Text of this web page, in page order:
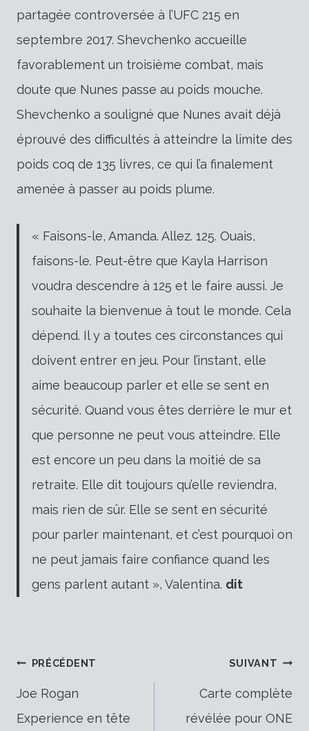
partagée controversée à l’UFC 215 en
septembre 2017. Shevchenko accueille
favorablement un troisième combat, mais
doute que Nunes passe au poids mouche.
Shevchenko a souligné que Nunes avait déjà
éprouvé des difficultés à atteindre la limite des
poids coq de 135 livres, ce qui l’a finalement
amenée à passer au poids plume.
« Faisons-le, Amanda. Allez. 125. Ouais,
faisons-le. Peut-être que Kayla Harrison
voudra descendre à 125 et le faire aussi. Je
souhaite la bienvenue à tout le monde. Cela
dépend. Il y a toutes ces circonstances qui
doivent entrer en jeu. Pour l’instant, elle
aime beaucoup parler et elle se sent en
sécurité. Quand vous êtes derrière le mur et
que personne ne peut vous atteindre. Elle
est encore un peu dans la moitié de sa
retraite. Elle dit toujours qu’elle reviendra,
mais rien de sûr. Elle se sent en sécurité
pour parler maintenant, et c’est pourquoi on
ne peut jamais faire confiance quand les
gens parlent autant », Valentina. dit
Navigation
PRÉCÉDENT
Joe Rogan
Experience en tête
SUIVANT
Carte complète
révélée pour ONE